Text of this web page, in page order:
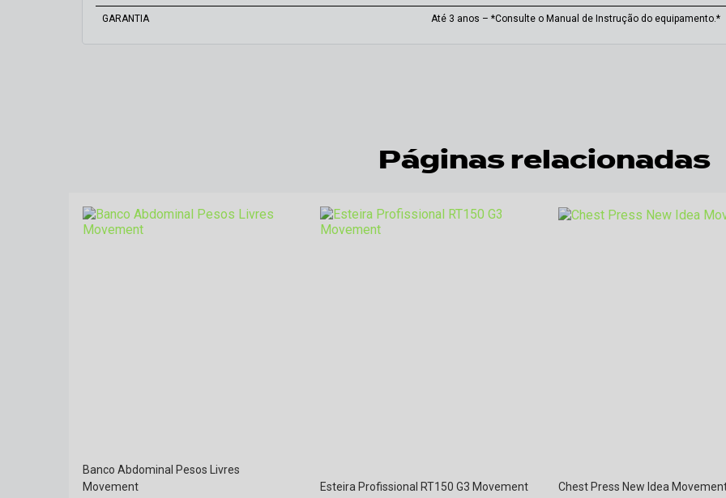
GARANTIA Até 3 anos – *Consulte o Manual de Instrução do equipamento.*
Páginas relacionadas
Banco Abdominal Pesos Livres
Movement
Esteira Profissional RT150 G3 Movement Chest Press New Idea